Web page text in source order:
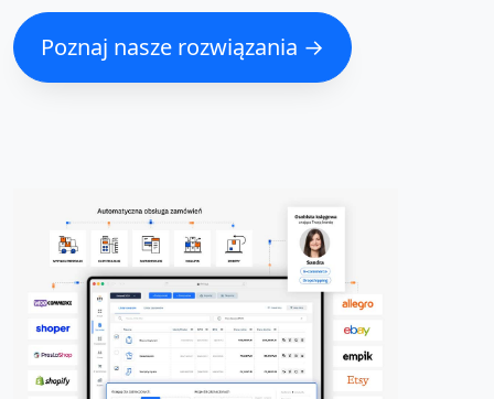
Poznaj nasze rozwiązania →